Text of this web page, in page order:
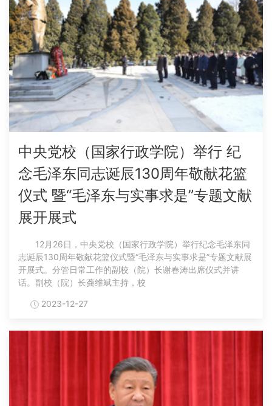
中央党校（国家行政学院）举行 纪
念毛泽东同志诞辰130周年敬献花篮
仪式 暨“毛泽东与实事求是”专题文献
展开展式
12月26日，中央党校（国家行政学院）举行纪念毛泽东同
志诞辰130周年敬献花篮仪式暨“毛泽东与实事求是”专题文献展
开展式。分管日常工作的副校（院）长谢春涛出席仪式并讲
话。副校（院）长龚维斌主持，校
2023-12-27